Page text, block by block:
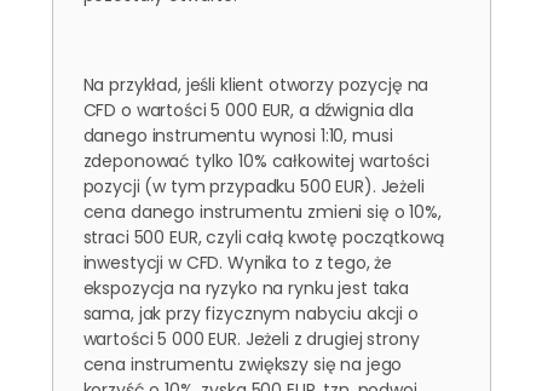
Na przykład, jeśli klient otworzy pozycję na
CFD o wartości 5 000 EUR, a dźwignia dla
danego instrumentu wynosi 1:10, musi
zdeponować tylko 10% całkowitej wartości
pozycji (w tym przypadku 500 EUR). Jeżeli
cena danego instrumentu zmieni się o 10%,
straci 500 EUR, czyli całą kwotę początkową
inwestycji w CFD. Wynika to z tego, że
ekspozycja na ryzyko na rynku jest taka
sama, jak przy fizycznym nabyciu akcji o
wartości 5 000 EUR. Jeżeli z drugiej strony
cena instrumentu zwiększy się na jego